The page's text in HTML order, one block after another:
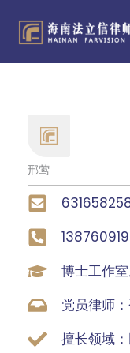
容
邢莺
博士工作室
党员律师
擅长领域